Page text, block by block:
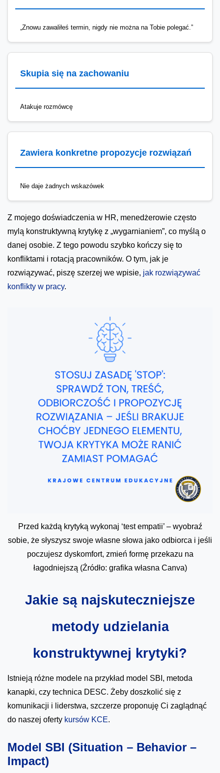
„Znowu zawaliłeś termin, nigdy nie można na Tobie polegać.”
Skupia się na zachowaniu
Atakuje rozmówcę
Zawiera konkretne propozycje rozwiązań
Nie daje żadnych wskazówek
Z mojego doświadczenia w HR, menedżerowie często
mylą konstruktywną krytykę z „wygarnianiem”, co myślą o
danej osobie. Z tego powodu szybko kończy się to
konfliktami i rotacją pracowników. O tym, jak je
rozwiązywać, piszę szerzej we wpisie, jak rozwiązywać
konflikty w pracy.
Przed każdą krytyką wykonaj ‘test empatii’ – wyobraź
sobie, że słyszysz swoje własne słowa jako odbiorca i jeśli
poczujesz dyskomfort, zmień formę przekazu na
łagodniejszą (Źródło: grafika własna Canva)
Jakie są najskuteczniejsze
metody udzielania
konstruktywnej krytyki?
Istnieją różne modele na przykład model SBI, metoda
kanapki, czy technica DESC. Żeby doszkolić się z
komunikacji i liderstwa, szczerze proponuję Ci zaglądnąć
do naszej oferty kursów KCE.
Model SBI (Situation – Behavior –
Impact)